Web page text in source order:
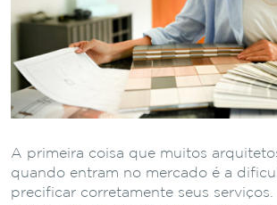
A primeira coisa que muitos
quando entram no mercado é a
precificar corretamente seus